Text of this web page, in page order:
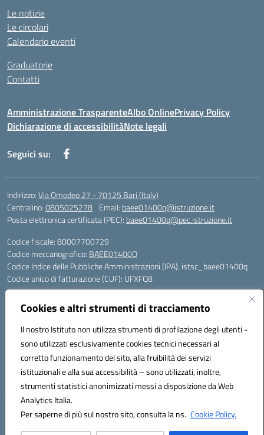
Cookies e altri strumenti di tracciamento
Il nostro Istituto non utilizza strumenti di profilazione degli utenti -
sono utilizzati esclusivamente cookies tecnici necessari al
corretto funzionamento del sito, alla fruibilità dei servizi
istituzionali e alla sua accessibilità – sono utilizzati, inoltre,
strumenti statistici anonimizzati messi a disposizione da Web
Analytics Italia.
Per saperne di più sul nostro sito, consulta la ns. Cookie Policy.
Le notizie
Le circolari
Calendario eventi
Graduatorie
Contatti
Amministrazione TrasparenteAlbo OnlinePrivacy Policy
Dichiarazione di accessibilitàNote legali
Seguici su:
Indirizzo:Via Omodeo 27 - 70125 Bari (Italy)
Centralino:0805025278 Email: baee01400q@istruzione.it
Posta elettronica certificata (PEC): baee01400q@pec.istruzione.it
Codice fiscale: 80007700729
Codice meccanografico: BAEE01400Q
Codice Indice delle Pubbliche Amministrazioni (IPA): istsc_baee01400q
Codice unico di fatturazione (CUF): UFXFQ8
BAEE01401R - Plesso Iqbal - scuola primaria - via Omodeo 27 - tel. 080.
5025278
BAEE01404 X - Plesso Gandhi - scuola primaria - via Celso Ulpiani 1 -
tel. 080.5569487
BAAA01402L - Plesso DonTonino Bello - scuola dell'infanzia - via Celso
Ulpiani 1 - tel. 080.5569487
Hosting & Powered by 3D Solution S.r.l.
Concept & Design by Designers Italia